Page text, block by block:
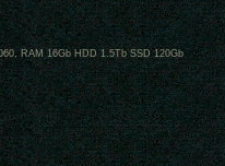
RAM 16Gb HDD 1.5Tb SSD 120Gb